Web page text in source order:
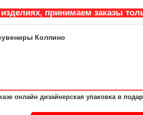
принимаем заказы
Колпино
онлайн дизайнерская упаковка в